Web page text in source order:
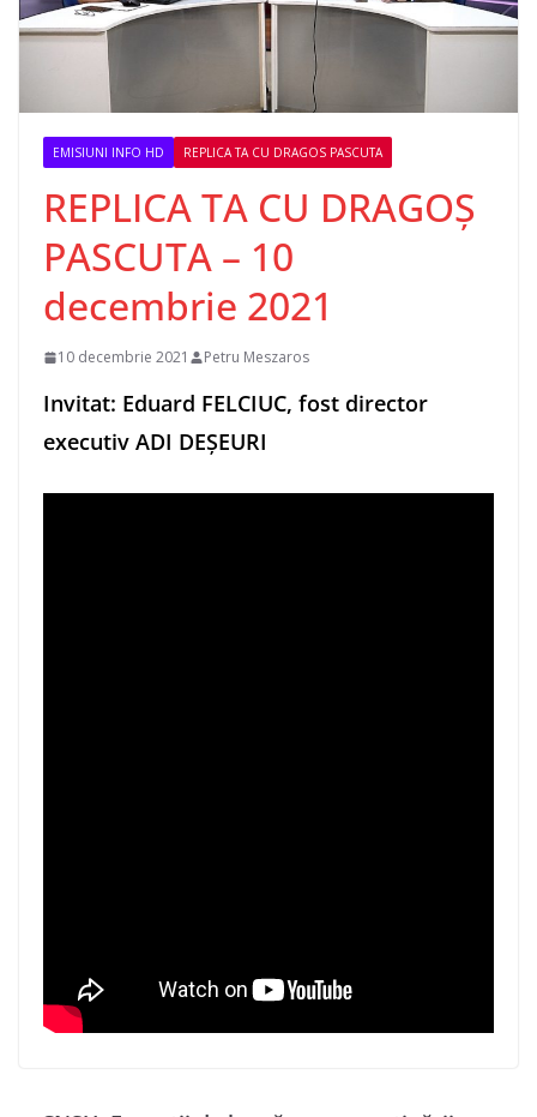
EMISIUNI INFO HD REPLICA TA CU DRAGOS PASCUTA
REPLICA TA CU DRAGOȘ
PASCUTA – 10
decembrie 2021
10 decembrie 2021 Petru Meszaros
Invitat: Eduard FELCIUC, fost director
executiv ADI DEȘEURI